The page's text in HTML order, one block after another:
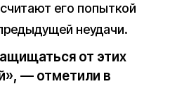
его попыткой
неудачи.
от этих
— отметили в